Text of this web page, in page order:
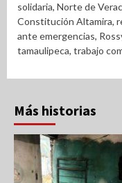
solidaria, Norte de
Constitución Altamira,
ante emergencias,
tamaulipeca, trabajo
Más historias